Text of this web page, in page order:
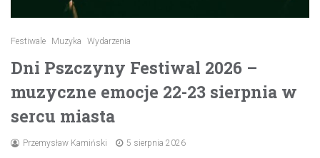
Festiwale Muzyka Wydarzenia
Dni Pszczyny Festiwal 2026 –
muzyczne emocje 22-23 sierpnia w
sercu miasta
Przemysław Kamiński 5 sierpnia 2026